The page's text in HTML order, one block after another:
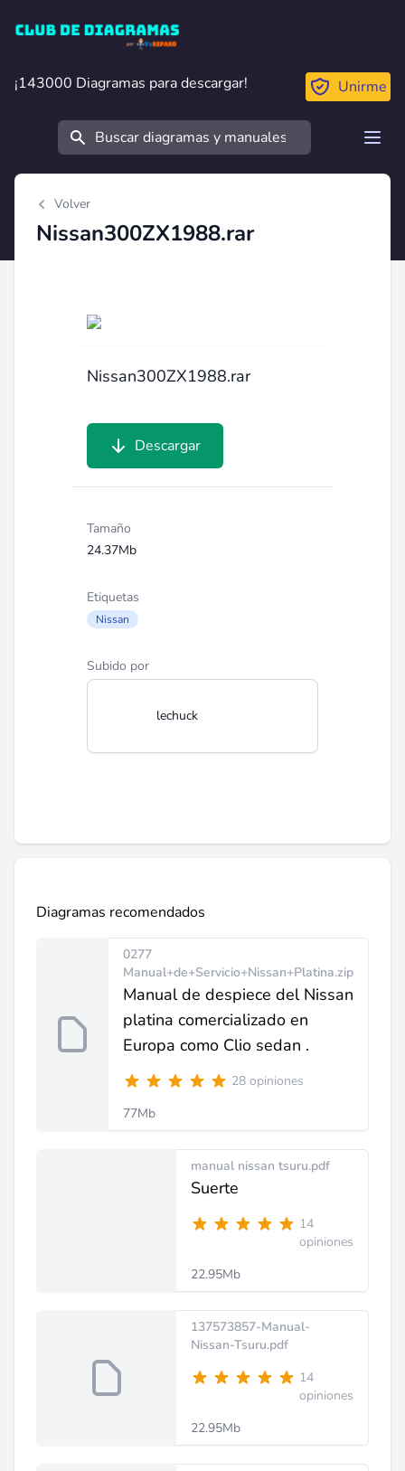
Club de Diagramas
¡143000 Diagramas para descargar!
¡143000 Diagramas para descargar! Unirme
Buscar
Volver
Nissan300ZX1988.rar
Nissan300ZX1988.rar
Descargar
Tamaño
24.37Mb
Etiquetas
Nissan
Subido por
lechuck
Diagramas recomendados
0277
Manual+de+Servicio+Nissan+Platina.zip
Manual de despiece del Nissan
platina comercializado en
Europa como Clio sedan .
28 opiniones
77Mb
manual nissan tsuru.pdf
Suerte
14
opiniones
22.95Mb
137573857-Manual-
Nissan-Tsuru.pdf
14
opiniones
22.95Mb